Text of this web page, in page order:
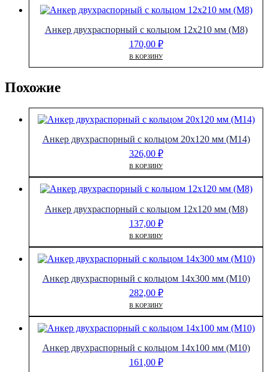
Анкер двухраспорный с кольцом 12х210 мм (М8)
170,00 ₽
В КОРЗИНУ
Похожие
Анкер двухраспорный с кольцом 20х120 мм (М14)
326,00 ₽
В КОРЗИНУ
Анкер двухраспорный с кольцом 12х120 мм (М8)
137,00 ₽
В КОРЗИНУ
Анкер двухраспорный с кольцом 14х300 мм (М10)
282,00 ₽
В КОРЗИНУ
Анкер двухраспорный с кольцом 14х100 мм (М10)
161,00 ₽